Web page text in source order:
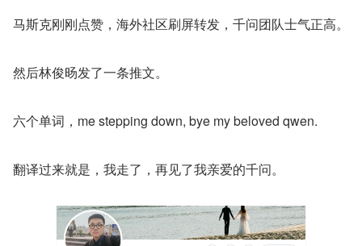
马斯克刚刚点赞，海外社区刷屏转发，千问团队士气正高。
然后林俊旸发了一条推文。
六个单词，me stepping down, bye my beloved qwen.
翻译过来就是，我走了，再见了我亲爱的千问。